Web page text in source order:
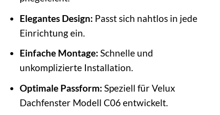
Elegantes Design: Passt sich nahtlos in jede
Einrichtung ein.
Einfache Montage: Schnelle und
unkomplizierte Installation.
Optimale Passform: Speziell für Velux
Dachfenster Modell C06 entwickelt.